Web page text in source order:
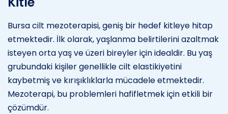
Bursa cilt mezoterapisi, geniş bir hedef kitleye hitap
etmektedir. İlk olarak, yaşlanma belirtilerini azaltmak
isteyen orta yaş ve üzeri bireyler için idealdir. Bu yaş
grubundaki kişiler genellikle cilt elastikiyetini
kaybetmiş ve kırışıklıklarla mücadele etmektedir.
Mezoterapi, bu problemleri hafifletmek için etkili bir
çözümdür.